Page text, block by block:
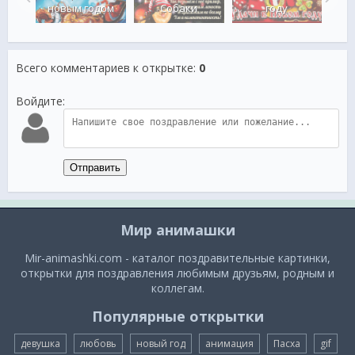
новым годом
Собаки
году
Всего комментариев к открытке: 0
Войдите:
Отправить
Мир анимашки
Mir-animashki.com - каталог поздравительные картинки,
открытки для поздравления любимым друзьям, родным и
коллегам.
Популярные открытки
девушка любовь новый год анимация Пасха gif